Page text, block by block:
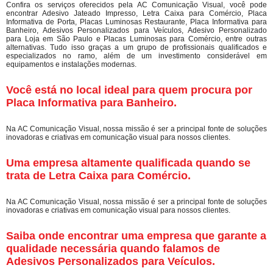
Confira os serviços oferecidos pela AC Comunicação Visual, você pode
encontrar Adesivo Jateado Impresso, Letra Caixa para Comércio, Placa
Informativa de Porta, Placas Luminosas Restaurante, Placa Informativa para
Banheiro, Adesivos Personalizados para Veículos, Adesivo Personalizado
para Loja em São Paulo e Placas Luminosas para Comércio, entre outras
alternativas. Tudo isso graças a um grupo de profissionais qualificados e
especializados no ramo, além de um investimento considerável em
equipamentos e instalações modernas.
Você está no local ideal para quem procura por
Placa Informativa para Banheiro.
Na AC Comunicação Visual, nossa missão é ser a principal fonte de soluções
inovadoras e criativas em comunicação visual para nossos clientes.
Uma empresa altamente qualificada quando se
trata de Letra Caixa para Comércio.
Na AC Comunicação Visual, nossa missão é ser a principal fonte de soluções
inovadoras e criativas em comunicação visual para nossos clientes.
Saiba onde encontrar uma empresa que garante a
qualidade necessária quando falamos de
Adesivos Personalizados para Veículos.